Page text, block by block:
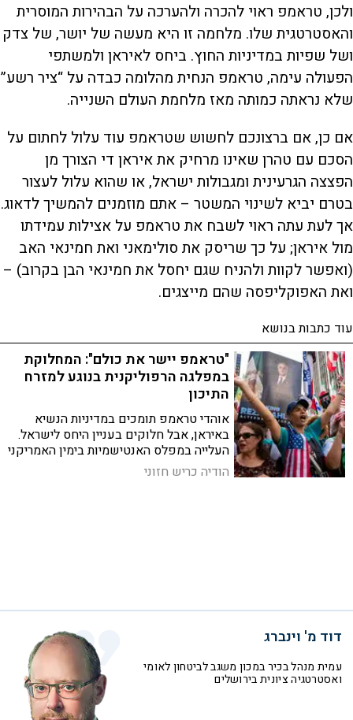
ולכן, טראמפ ראוי להכרה ולהערכה על הבהירות המוסרית
והאסטרטגית שלו. מלחמה זו היא מעשה של יושר, של צדק
ושל שפיות במדיניות החוץ. ביחס לאיראן ולמשתפי
הפעולה עימה, טראמפ הנחית מהלומה כבדה על “ציר רשע”
שלא נראתה כמותה מאז מלחמת העולם השנייה.
אם כן, אם ברצונכם לחשוש שטראמפ עוד עלול לחתום על
הסכם עם טהרן שאינו מרחיק את איראן די הצורך מן
הפצצה הגרעינית ומגבולות ישראל, או שהוא עלול לעצור
בטרם יביא לשינוי המשטר – אתם מוזמנים להמשיך לדאוג.
אך לעת עתה ראוי לשבח את טראמפ על אצילות עמידתו
מול איראן; על כך שריסק את סולימאני ואת חמינאי האב
(ואפשר לקוות ולהניח שגם יחסל את חמינאי הבן בקרוב) –
ואת האפוקליפסה שהם מייצגים.
עוד כתבות בנושא
"טראמפ יישר את כולם": המחלוקת
במפלגה הרפוליקנית בנוגע למזרח
התיכון
אוהדי טראמפ תומכים במדיניות הנשיא
באיראן, אבל חלוקים בעניין היחס לישראל.
העלייה במפלס האנטישמיות בימין האמריקני
היא מקור לדאגה
הודיה כריש חזוני
דוד מ' וינברג
עמית מנהל בכיר במכון משגב לביטחון לאומי
ואסטרטגיה ציונית בירושלים